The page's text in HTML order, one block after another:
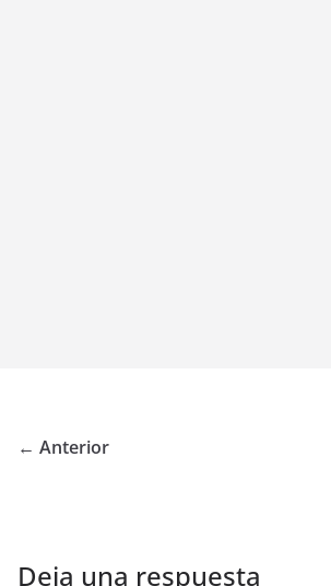
← Anterior
Deja una respuesta